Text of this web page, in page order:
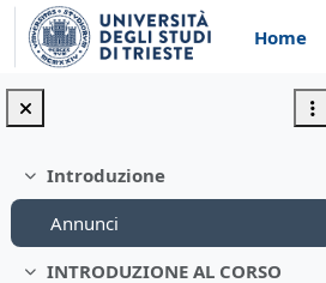
Vai al contenuto principale
Home
Minimizza
Introduzione
Annunci
INTRODUZIONE AL CORSO